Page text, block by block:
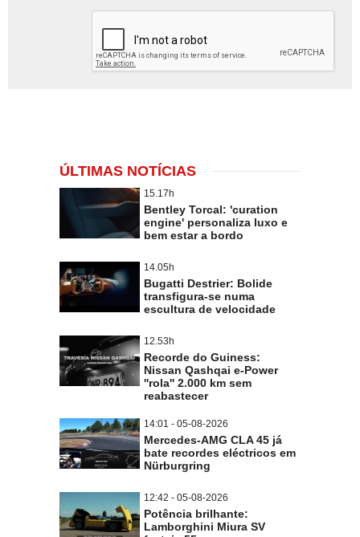
ÚLTIMAS NOTÍCIAS
15.17h
Bentley Torcal: 'curation
engine' personaliza luxo e
bem estar a bordo
14.05h
Bugatti Destrier: Bolide
transfigura-se numa
escultura de velocidade
12.53h
Recorde do Guiness:
Nissan Qashqai e-Power
''rola'' 2.000 km sem
reabastecer
14:01 - 05-08-2026
Mercedes-AMG CLA 45 já
bate recordes eléctricos em
Nürburgring
12:42 - 05-08-2026
Potência brilhante:
Lamborghini Miura SV